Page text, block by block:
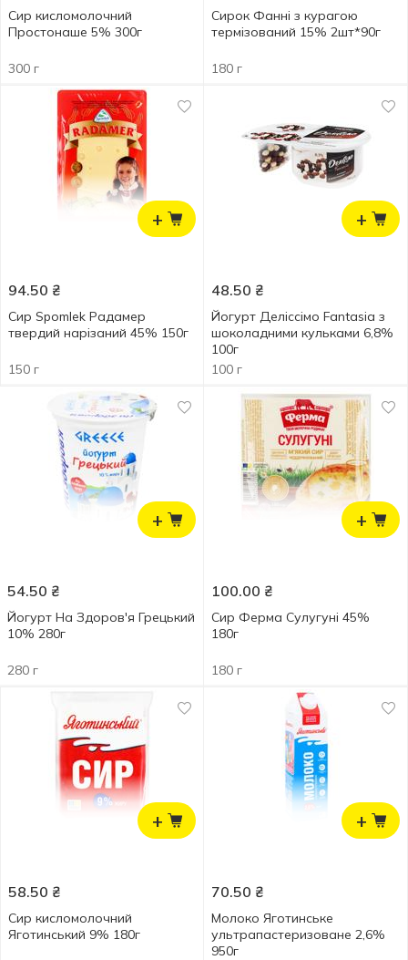
Сир кисломолочний
Простонаше 5% 300г
300 г
Сирок Фанні з курагою
термізований 15% 2шт*90г
180 г
+
94.50 ₴
Сир Spomlek Радамер
твердий нарізаний 45% 150г
150 г
+
48.50 ₴
Йогурт Деліссімо Fantasia з
шоколадними кульками 6,8%
100г
100 г
+
54.50 ₴
Йогурт На Здоров'я Грецький
10% 280г
280 г
+
100.00 ₴
Сир Ферма Сулугуні 45%
180г
180 г
+
58.50 ₴
Сир кисломолочний
Яготинський 9% 180г
+
70.50 ₴
Молоко Яготинське
ультрапастеризоване 2,6%
950г